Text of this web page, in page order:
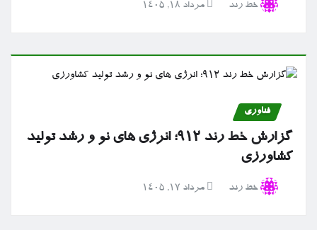
خط رند مرداد ۱۸, ۱۴۰۵
فناوری
گزارش خط رند ۹۱۲؛ انرژی های نو و رشد تولید
کشاورزی
خط رند مرداد ۱۷, ۱۴۰۵